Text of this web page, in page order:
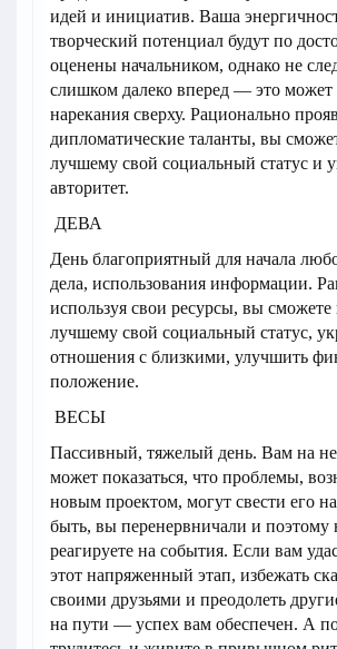
идей и инициатив. Ваша
творческий потенциал будут по
оценены начальником, однако не
слишком далеко вперед — это может
нарекания сверху. Рационально
дипломатические таланты, вы
лучшему свой социальный статус и
авторитет.
ДЕВА
День благоприятный для начала
дела, использования информации.
используя свои ресурсы, вы сможете
лучшему свой социальный статус,
отношения с близкими, улучшить
положение.
ВЕСЫ
Пассивный, тяжелый день. Вам на
может показаться, что проблемы,
новым проектом, могут свести его
быть, вы перенервничали и поэтому
реагируете на события. Если вам
этот напряженный этап, избежать
своими друзьями и преодолеть
на пути — успех вам обеспечен. А